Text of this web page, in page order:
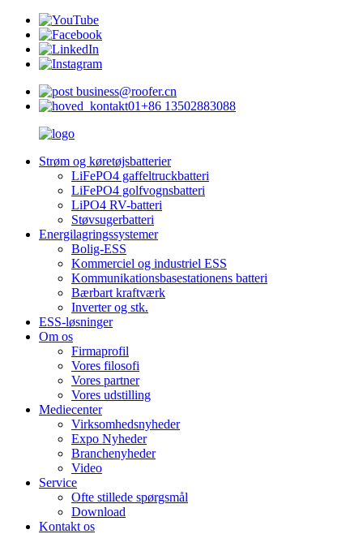
business@roofer.cn
+86 13502883088
Strøm og køretøjsbatterier
LiFePO4 gaffeltruckbatteri
LiFePO4 golfvognsbatteri
LiPO4 RV-batteri
Støvsugerbatteri
Energilagringssystemer
Bolig-ESS
Kommerciel og industriel ESS
Kommunikationsbasestationens batteri
Bærbart kraftværk
Inverter og stk.
ESS-løsninger
Om os
Firmaprofil
Vores filosofi
Vores partner
Vores udstilling
Mediecenter
Virksomhedsnyheder
Expo Nyheder
Branchenyheder
Video
Service
Ofte stillede spørgsmål
Download
Kontakt os